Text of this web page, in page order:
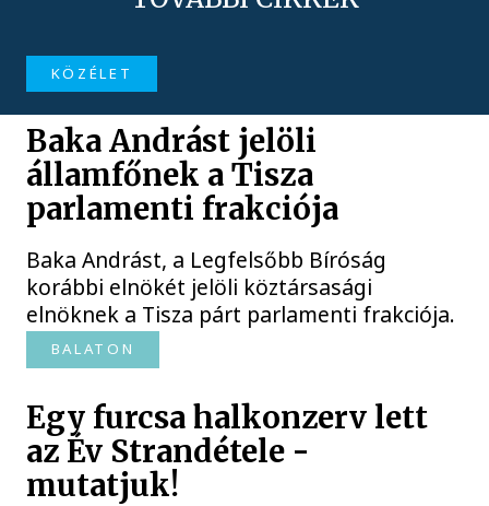
KÖZÉLET
Baka Andrást jelöli
államfőnek a Tisza
parlamenti frakciója
Baka Andrást, a Legfelsőbb Bíróság
korábbi elnökét jelöli köztársasági
elnöknek a Tisza párt parlamenti frakciója.
BALATON
Egy furcsa halkonzerv lett
az Év Strandétele -
mutatjuk!